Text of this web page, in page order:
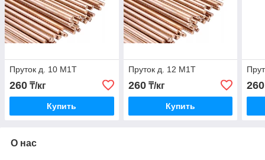
Пруток д. 10 М1Т
260 ₸/кг
Купить
Пруток д. 12 М1Т
260₸/кг
Купить
260
О нас